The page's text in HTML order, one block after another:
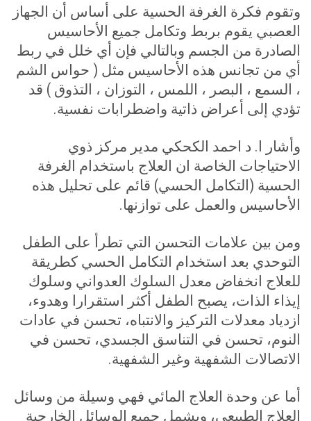
وتقوم فكرة الغرفة الحسية على أساس أن الجهاز
العصبي يقوم بربط وتكامل جميع الأحاسيس
الصادرة من الجسم وبالتالي فإن أي خلل في ربط
أي من تجانس هذه الأحاسيس مثل ( حواس الشم
، السمع ، البصر ، اللمس ، التوزان ، التذوق ) قد
تؤدي إلى أعراض ذاتية واضطرابات نفسية.
وأشار ا. د احمد الكحكي مدير مركز ذوي
الاحتياجات الخاصة ان العلاج باستخدام الغرفة
الحسية (التكامل الحسي) قائم على تحليل هذه
الأحاسيس والعمل على توازنها.
ومن بين علامات التحسن التي تطرأ على الطفل
التوحدي بعد استخدام التكامل الحسي كطريقة
للعلاج انخفاض معدل السلوك العدواني وسلوك
إيذاء الذات، يصبح الطفل أكثر استقرارا وهدوء،
ازدياد معدلات التركيز والانتباه، تحسن في عادات
النوم، تحسن في التناسق الجسدي، تحسن في
الاتصالات الشفهية وغير الشفهية.
أما عن وحدة العلاج المائي فهي وسيلة من وسائل
العلاج الطبيعي، ويشمل جميع الوسائل الخارجية